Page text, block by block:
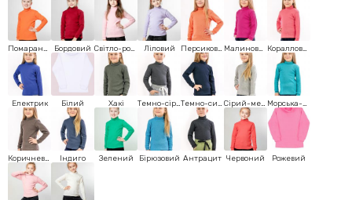
Помаранчевий Бордовий Світло-рожевий Ліловий Персиковий Малиновий Коралловий
Електрик Білий Хакі Темно-сірий Темнo-синий Сірий-меланж Морська-хвиля
Коричневий Індиго Зелений Бірюзовий Антрацит Червоний Рожевий